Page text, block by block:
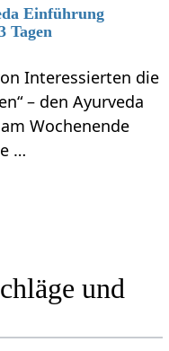
Einführung
Tagen
Interessierten die
– den Ayurveda
Wochenende
…
und